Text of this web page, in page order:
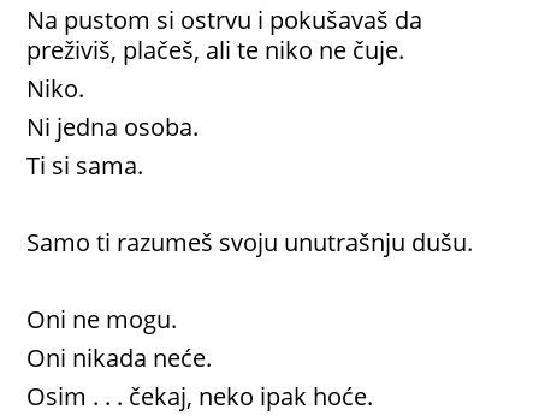
Na pustom si ostrvu i pokušavaš da
preživiš, plačeš, ali te niko ne čuje.
Niko.
Ni jedna osoba.
Ti si sama.
Samo ti razumeš svoju unutrašnju dušu.
Oni ne mogu.
Oni nikada neće.
Osim . . . čekaj, neko ipak hoće.